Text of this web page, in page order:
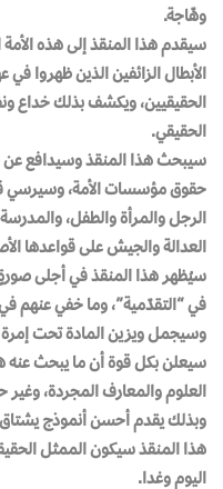
وهّاجة.
سيقدم هذا المنقذ إلى هذه
الأبطال الزائفين الذين ظهروا في
الحقيقيين، ويكشف بذلك خداع
الحقيقي.
سيبحث هذا المنقذ وسيدافع عن
حقوق مؤسسات الأمة، وسيرسي
الرجل والمرأة والطفل،
العدالة والجيش على قواعدها
سيُظهر هذا المنقذ في أجلى
في “التقدّمية”، وما خفي عنهم
وسيجمل ويزين المادة تحت إمرة
سيعلن بكل قوة أن ما يبحث عنه
العلوم والمعارف المجردة،
وبذلك يقدم أحسن أنموذج يشتاق
هذا المنقذ سيكون الممثل
اليوم وغدا.